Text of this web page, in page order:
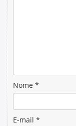
Nome *
E-mail *